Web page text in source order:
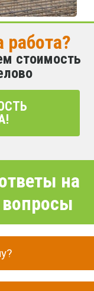
стоимость
на